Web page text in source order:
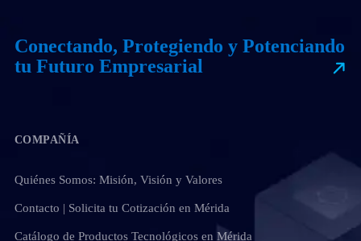
Conectando, Protegiendo y Potenciando
tu Futuro Empresarial
COMPAÑÍA
Quiénes Somos: Misión, Visión y Valores
Contacto | Solicita tu Cotización en Mérida
Catálogo de Productos Tecnológicos en Mérida